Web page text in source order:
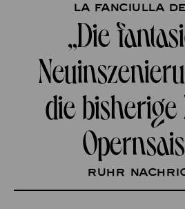
La fanciulla
„Die
die bisherige
Ruhr